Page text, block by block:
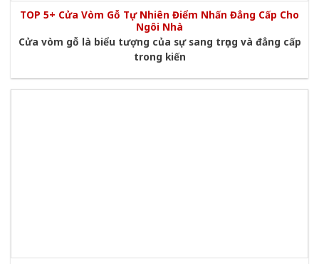
TOP 5+ Cửa Vòm Gỗ Tự Nhiên Điểm Nhấn Đẳng Cấp Cho
Ngôi Nhà
Cửa vòm gỗ là biểu tượng của sự sang trọng và đẳng cấp
trong kiến